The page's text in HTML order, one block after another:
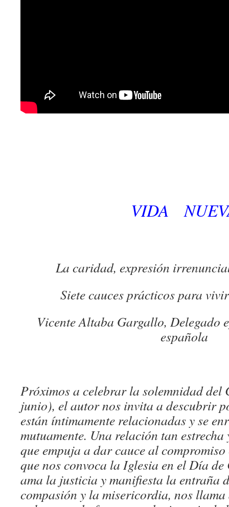
VIDA
La caridad, expresión
Siete cauces prácticos para
Vicente Altaba Gargallo, Delegado
española
Próximos a celebrar la solemnidad del
junio), el autor nos invita a descubrir
están íntimamente relacionadas y se
mutuamente. Una relación tan estrecha
que empuja a dar cauce al
que nos convoca la Iglesia en el Día
ama la justicia y manifiesta la entraña
compasión y la misericordia, nos